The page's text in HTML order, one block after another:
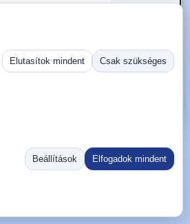
Acél 5 db TOOLCRAFT 112405
Rendezés:
Elutasítok mindent Csak szükséges
Beállítások Elfogadok mindent